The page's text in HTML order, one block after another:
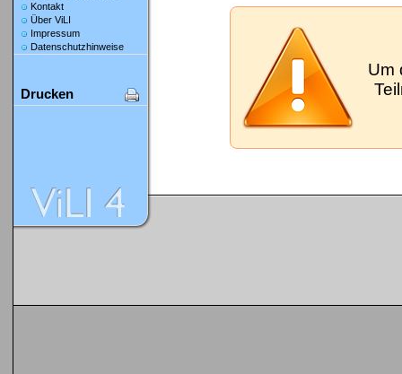
Kontakt
Über ViLI
Impressum
Datenschutzhinweise
Drucken
Um